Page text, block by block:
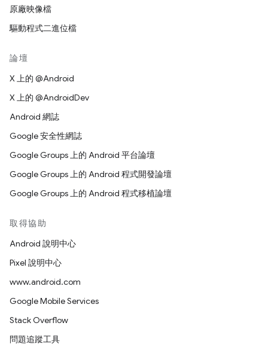
原廠映像檔
驅動程式二進位檔
論壇
X 上的 @Android
X 上的 @AndroidDev
Android 網誌
Google 安全性網誌
Google Groups 上的 Android 平台論壇
Google Groups 上的 Android 程式開發論壇
Google Groups 上的 Android 程式移植論壇
取得協助
Android 說明中心
Pixel 說明中心
www.android.com
Google Mobile Services
Stack Overflow
問題追蹤工具